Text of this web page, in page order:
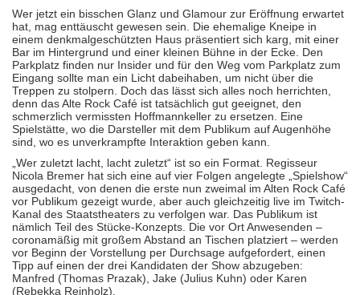
Wer jetzt ein bisschen Glanz und Glamour zur Eröffnung erwartet
hat, mag enttäuscht gewesen sein. Die ehemalige Kneipe in
einem denkmalgeschützten Haus präsentiert sich karg, mit einer
Bar im Hintergrund und einer kleinen Bühne in der Ecke. Den
Parkplatz finden nur Insider und für den Weg vom Parkplatz zum
Eingang sollte man ein Licht dabeihaben, um nicht über die
Treppen zu stolpern. Doch das lässt sich alles noch herrichten,
denn das Alte Rock Café ist tatsächlich gut geeignet, den
schmerzlich vermissten Hoffmannkeller zu ersetzen. Eine
Spielstätte, wo die Darsteller mit dem Publikum auf Augenhöhe
sind, wo es unverkrampfte Interaktion geben kann.
„Wer zuletzt lacht, lacht zuletzt“ ist so ein Format. Regisseur
Nicola Bremer hat sich eine auf vier Folgen angelegte „Spielshow“
ausgedacht, von denen die erste nun zweimal im Alten Rock Café
vor Publikum gezeigt wurde, aber auch gleichzeitig live im Twitch-
Kanal des Staatstheaters zu verfolgen war. Das Publikum ist
nämlich Teil des Stücke-Konzepts. Die vor Ort Anwesenden –
coronamäßig mit großem Abstand an Tischen platziert – werden
vor Beginn der Vorstellung per Durchsage aufgefordert, einen
Tipp auf einen der drei Kandidaten der Show abzugeben:
Manfred (Thomas Prazak), Jake (Julius Kuhn) oder Karen
(Rebekka Reinholz).